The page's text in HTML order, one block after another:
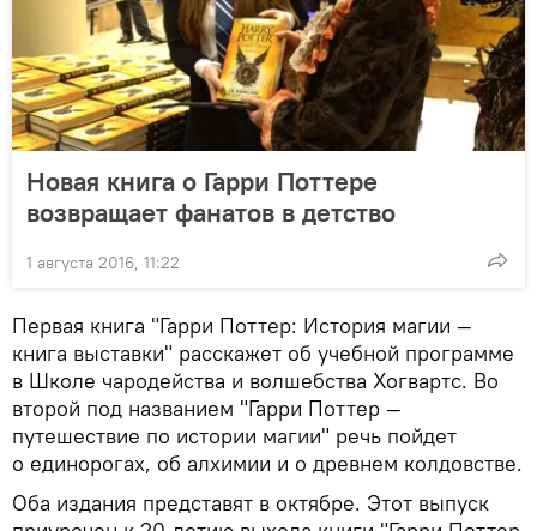
Новая книга о Гарри Поттере
возвращает фанатов в детство
1 августа 2016, 11:22
Первая книга "Гарри Поттер: История магии —
книга выставки" расскажет об учебной программе
в Школе чародейства и волшебства Хогвартс. Во
второй под названием "Гарри Поттер —
путешествие по истории магии" речь пойдет
о единорогах, об алхимии и о древнем колдовстве.
Оба издания представят в октябре. Этот выпуск